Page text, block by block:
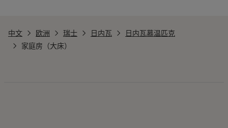
中文 欧洲 瑞士 日内瓦
日内瓦慕温匹克
家庭房（大床）